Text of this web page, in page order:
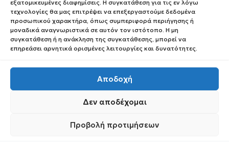
εξατομικευμένες διαφημίσεις. Η συγκατάθεση για τις εν λόγω
τεχνολογίες θα μας επιτρέψει να επεξεργαστούμε δεδομένα
προσωπικού χαρακτήρα, όπως συμπεριφορά περιήγησης ή
μοναδικά αναγνωριστικά σε αυτόν τον ιστότοπο. Η μη
συγκατάθεση ή η ανάκληση της συγκατάθεσης, μπορεί να
επηρεάσει αρνητικά ορισμένες λειτουργίες και δυνατότητες.
Αποδοχή
Δεν αποδέχομαι
Προβολή προτιμήσεων
Τρόποι Πληρωμής
Επιστροφές Προϊόντων